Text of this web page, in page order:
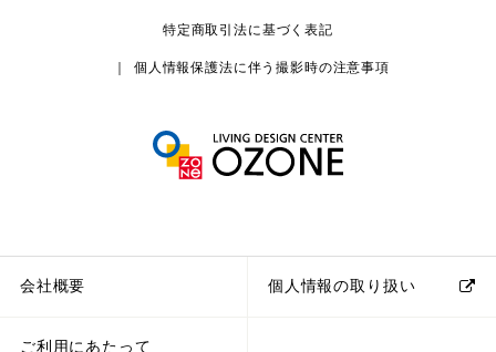
特定商取引法に基づく表記
個人情報保護法に伴う撮影時の注意事項
会社概要 個人情報の取り扱い
ご利用にあたって